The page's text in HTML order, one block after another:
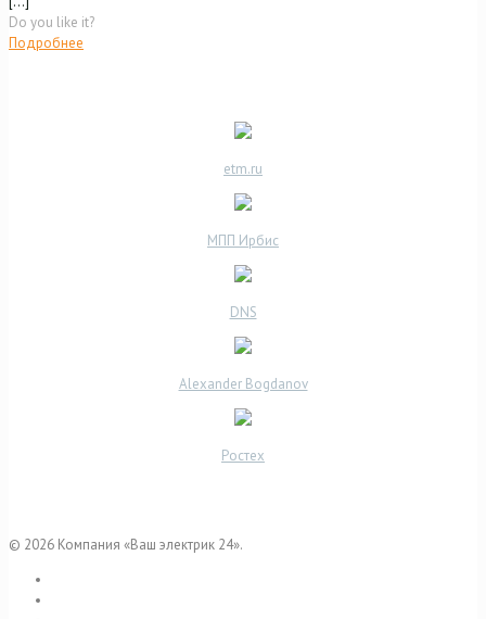
Do you like it?
Подробнее
etm.ru
МПП Ирбис
DNS
Alexander Bogdanov
Ростех
© 2026 Компания «Ваш электрик 24».